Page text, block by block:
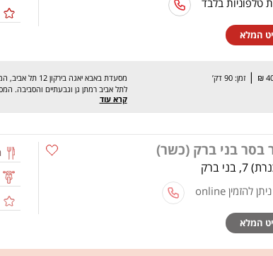
טלפוניות בלבד
המלא
| זמן: 90 דק’
מסעדת באבא יאגה
לתל אביב רמתן גן וגבעתיים והסביבה.
מנות טעימות במיוחד המגיעות מן המטבח
מהנה ומעניינת, שיהיה בתיאבון!
קרא עוד
בסר בני ברק (כשר)
בני ברק
ניתן להזמין online
המלא